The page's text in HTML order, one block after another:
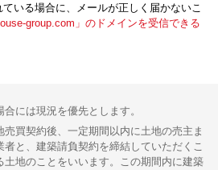
いる場合に、メールが正しく届かないこ
group.com」のドメインを受信できる
には現況を優先とします。
買契約後、一定期間以内に土地の売主ま
と、建築請負契約を締結していただくこ
土地のことをいいます。この期間内に建築